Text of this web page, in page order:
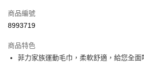
Apple Pay
悠遊付
商品編號
8993719
商品特色
菲力家族運動毛巾，柔軟舒適，給您全面